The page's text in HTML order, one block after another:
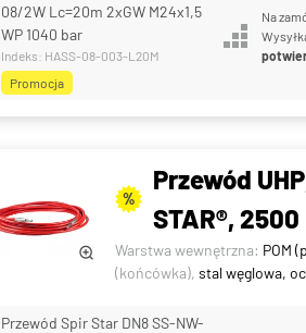
08/2W Lc=20m 2xGW M24x1,5
WP 1040 bar
Indeks: HASS-08-003-L20M
Promocja
Na
%
Przewód
STAR®,
Warstwa wewnętrzna: POM
(końcówka), stal węglowa,
Przewód Spir Star DN8 SS-NW-